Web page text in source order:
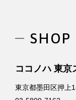
SHOP
ココノハ 東京
東京都墨田区押上